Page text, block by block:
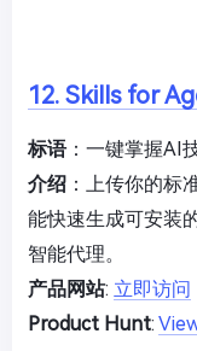
12. Skills for
标语：一键掌握AI
介绍 ：上传你的标
能快速生成可安装
智能代理。
产品网站: 立即访问
Product Hunt: